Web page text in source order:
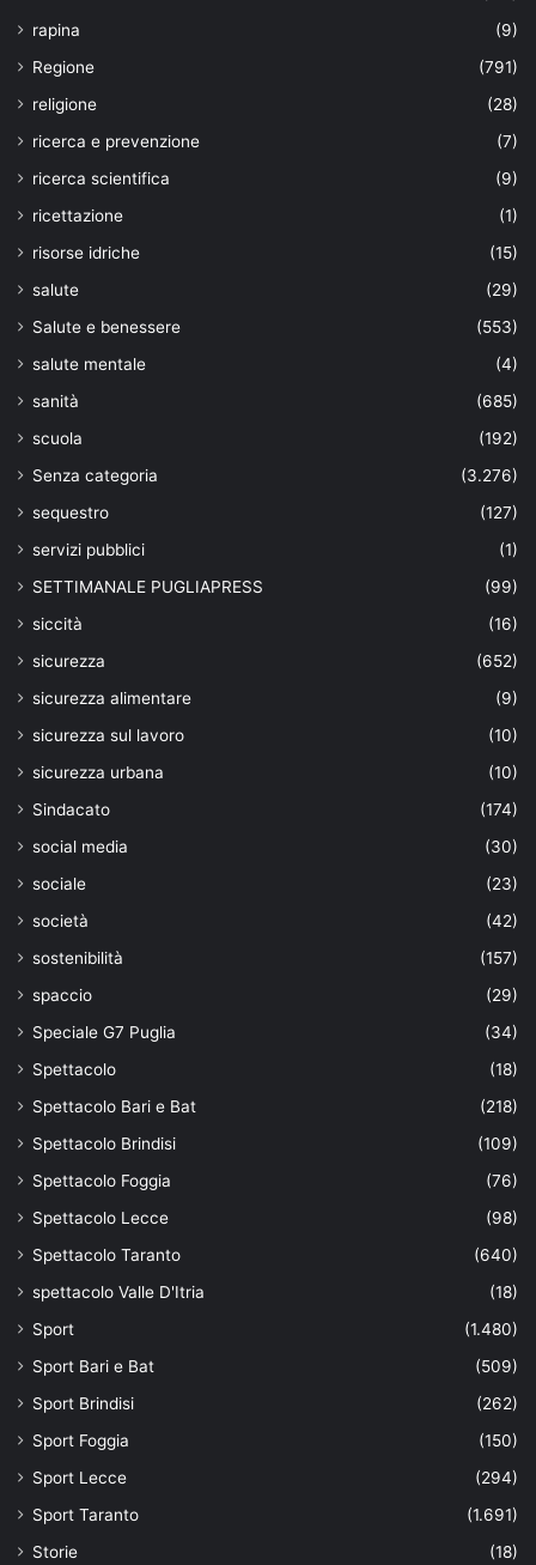
rapina
(9)
Regione
(791)
religione
(28)
ricerca e prevenzione
(7)
ricerca scientifica
(9)
ricettazione
(1)
risorse idriche
(15)
salute
(29)
Salute e benessere
(553)
salute mentale
(4)
sanità
(685)
scuola
(192)
Senza categoria
(3.276)
sequestro
(127)
servizi pubblici
(1)
SETTIMANALE PUGLIAPRESS
(99)
siccità
(16)
sicurezza
(652)
sicurezza alimentare
(9)
sicurezza sul lavoro
(10)
sicurezza urbana
(10)
Sindacato
(174)
social media
(30)
sociale
(23)
società
(42)
sostenibilità
(157)
spaccio
(29)
Speciale G7 Puglia
(34)
Spettacolo
(18)
Spettacolo Bari e Bat
(218)
Spettacolo Brindisi
(109)
Spettacolo Foggia
(76)
Spettacolo Lecce
(98)
Spettacolo Taranto
(640)
spettacolo Valle D'Itria
(18)
Sport
(1.480)
Sport Bari e Bat
(509)
Sport Brindisi
(262)
Sport Foggia
(150)
Sport Lecce
(294)
Sport Taranto
(1.691)
Storie
(18)